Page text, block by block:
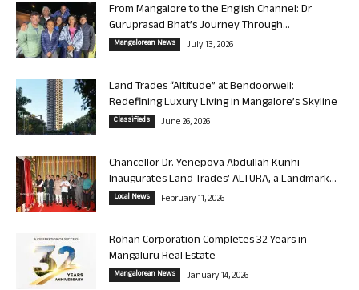
From Mangalore to the English Channel: Dr
Guruprasad Bhat’s Journey Through...
Mangalorean News July 13, 2026
Land Trades “Altitude” at Bendoorwell:
Redefining Luxury Living in Mangalore’s Skyline
Classifieds June 26, 2026
Chancellor Dr. Yenepoya Abdullah Kunhi
Inaugurates Land Trades’ ALTURA, a Landmark...
Local News February 11, 2026
Rohan Corporation Completes 32 Years in
Mangaluru Real Estate
Mangalorean News January 14, 2026